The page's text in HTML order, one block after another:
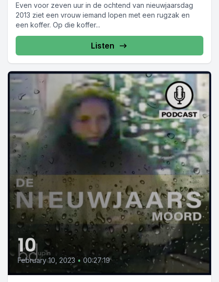
Even voor zeven uur in de ochtend van nieuwjaarsdag
2013 ziet een vrouw iemand lopen met een rugzak en
een koffer. Op die koffer...
Listen
10
February 10, 2023 • 00:27:19